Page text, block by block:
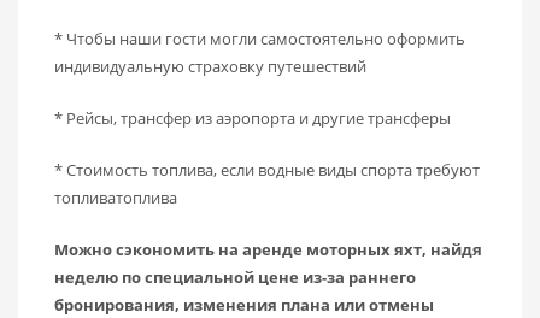
* Чтобы наши гости могли самостоятельно оформить
индивидуальную страховку путешествий
* Рейсы, трансфер из аэропорта и другие трансферы
* Стоимость топлива, если водные виды спорта требуют
топливатоплива
Можно сэкономить на аренде моторных яхт, найдя
неделю по специальной цене из-за раннего
бронирования, изменения плана или отмены